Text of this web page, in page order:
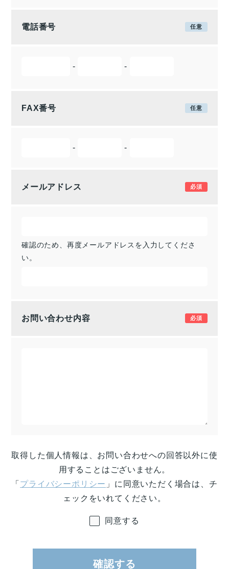
電話番号
- -
FAX番号
- -
メールアドレス
確認のため、再度メールアドレスを入力してくださ
い。
お問い合わせ内容
取得した個人情報は、お問い合わせへの回答以外に使
用することはございません。
「 プライバシーポリシー 」に同意いただく場合は、チ
ェックをいれてください。
同意する